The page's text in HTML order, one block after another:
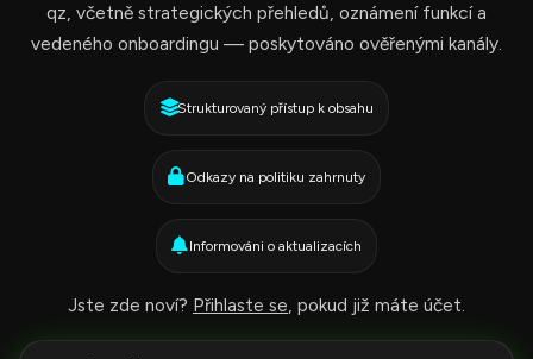
qz, včetně strategických přehledů, oznámení funkcí a
vedeného onboardingu — poskytováno ověřenými kanály.
Strukturovaný přístup k obsahu
Odkazy na politiku zahrnuty
Informováni o aktualizacích
Jste zde noví? Přihlaste se, pokud již máte účet.